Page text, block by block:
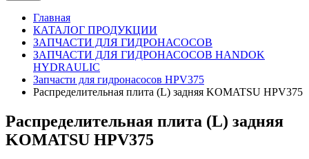
Главная
КАТАЛОГ ПРОДУКЦИИ
ЗАПЧАСТИ ДЛЯ ГИДРОНАСОСОВ
ЗАПЧАСТИ ДЛЯ ГИДРОНАСОСОВ HANDOK
HYDRAULIC
Запчасти для гидронасосов HPV375
Распределительная плита (L) задняя KOMATSU HPV375
Распределительная плита (L) задняя
KOMATSU HPV375